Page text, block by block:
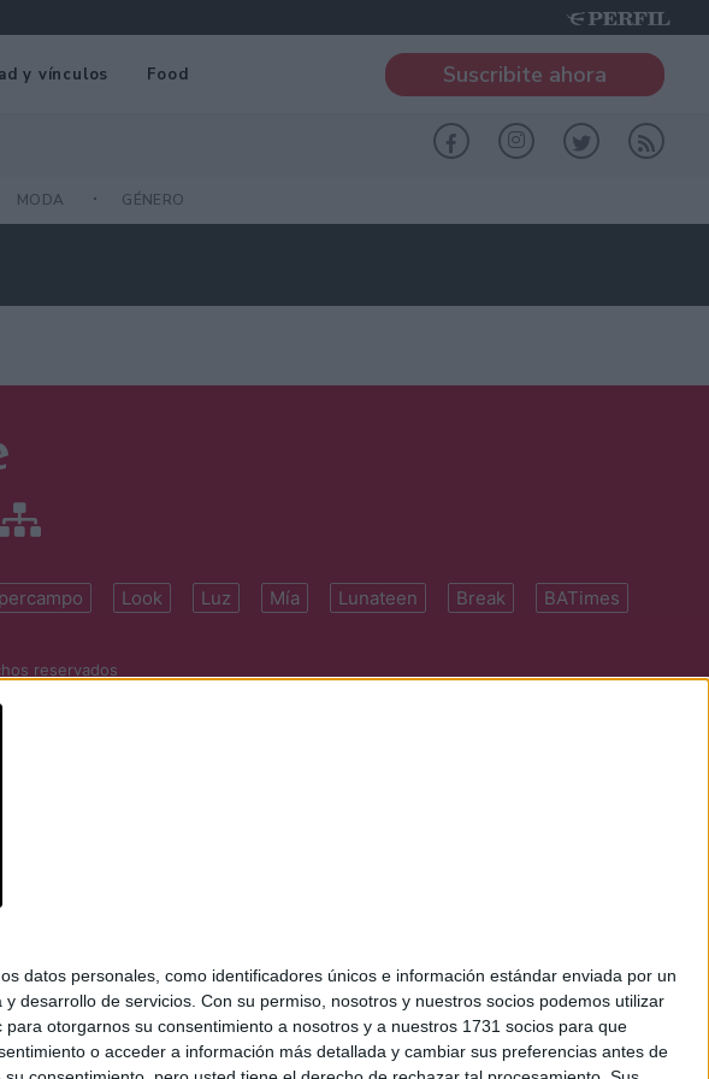
datos personales, como identificadores únicos e información estándar enviada por un
desarrollo de servicios. Con su permiso, nosotros y nuestros socios podemos utilizar
otorgarnos su consentimiento a nosotros y a nuestros 1731 socios para que
o acceder a información más detallada y cambiar sus preferencias antes de
y vínculos Food Suscribite ahora
MODA GÉNERO
Look Luz Mía Lunateen Break BATimes
reservados
Perfil S.A.